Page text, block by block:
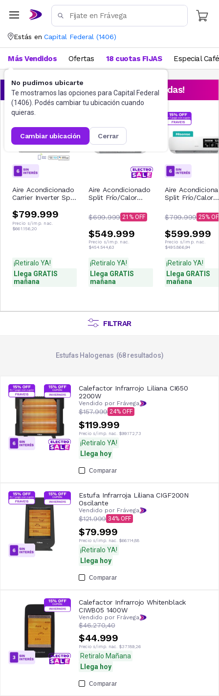
Estás en Capital Federal (1406)
No pudimos ubicarte
Te mostramos las opciones para Capital Federal
(1406). Podés cambiar tu ubicación cuando
quieras.
cambiar ubicación cerrar
Más Vendidos Ofertas 18 cuotas FIJAS Especial Café
¡Aprovechá las ofertas destacadas!
Aire Acondicionado
Carrier Inverter Split
53HVP12N81E
3600W 3100F
$799.999
Precio s/imp. nac.
$661.156,20
¡Retiralo YA!
Llega GRATIS
mañana
Aire Acondicionado
Split Frío/Calor
2300F
27HR4SYRKG00N
$699.999 21
$549.999
Precio s/imp. nac.
$454.544,63
¡Retiralo YA!
Llega GRATIS
mañana
Aire
Split Frío/Calor
2900F
$799.999 25
$599.999
Precio s/imp. nac.
$495.866,94
¡Retiralo YA!
Llega GRATIS
mañana
FILTRAR
Estufas Halogenas 68resultados
Calefactor Infrarrojo Liliana CI650
2200W
Vendido por Frávega
$157.999 24
$119.999
Precio s/imp. nac. $99.172,73
¡Retiralo YA!
Llega hoy
Comparar
Estufa Infrarroja Liliana CIGF200N
Oscilante
Vendido por Frávega
$121.999 34
$79.999
Precio s/imp. nac. $66.114,88
¡Retiralo YA!
Llega hoy
Comparar
Calefactor Infrarrojo Whitenblack
CIWB05 1400W
Vendido por Frávega
$46.270,40
$44.999
Precio s/imp. nac. $37.189,26
Retiralo Mañana
Llega hoy
Comparar